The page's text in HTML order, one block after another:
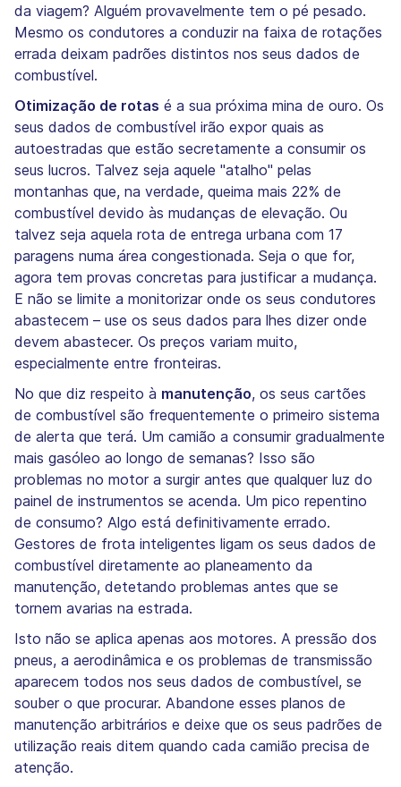
da viagem? Alguém provavelmente tem o pé pesado.
Mesmo os condutores a conduzir na faixa de rotações
errada deixam padrões distintos nos seus dados de
combustível.
Otimização de rotas é a sua próxima mina de ouro. Os
seus dados de combustível irão expor quais as
autoestradas que estão secretamente a consumir os
seus lucros. Talvez seja aquele "atalho" pelas
montanhas que, na verdade, queima mais 22% de
combustível devido às mudanças de elevação. Ou
talvez seja aquela rota de entrega urbana com 17
paragens numa área congestionada. Seja o que for,
agora tem provas concretas para justificar a mudança.
E não se limite a monitorizar onde os seus condutores
abastecem – use os seus dados para lhes dizer onde
devem abastecer. Os preços variam muito,
especialmente entre fronteiras.
No que diz respeito à manutenção, os seus cartões
de combustível são frequentemente o primeiro sistema
de alerta que terá. Um camião a consumir gradualmente
mais gasóleo ao longo de semanas? Isso são
problemas no motor a surgir antes que qualquer luz do
painel de instrumentos se acenda. Um pico repentino
de consumo? Algo está definitivamente errado.
Gestores de frota inteligentes ligam os seus dados de
combustível diretamente ao planeamento da
manutenção, detetando problemas antes que se
tornem avarias na estrada.
Isto não se aplica apenas aos motores. A pressão dos
pneus, a aerodinâmica e os problemas de transmissão
aparecem todos nos seus dados de combustível, se
souber o que procurar. Abandone esses planos de
manutenção arbitrários e deixe que os seus padrões de
utilização reais ditem quando cada camião precisa de
atenção.